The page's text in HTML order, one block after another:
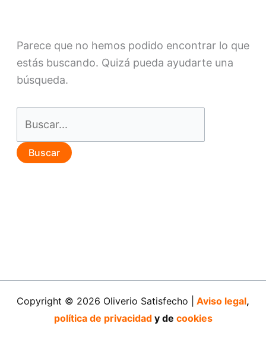
Parece que no hemos podido encontrar lo que
estás buscando. Quizá pueda ayudarte una
búsqueda.
por:
Copyright © 2026 Oliverio Satisfecho | Aviso legal,
política de privacidady de cookies